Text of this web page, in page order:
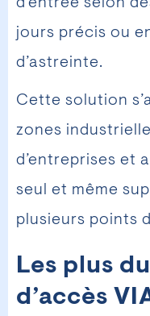
jours précis ou
d’astreinte.
Cette solution
zones
d’entreprises et
seul et même
plusieurs points
Les plus
d’accès